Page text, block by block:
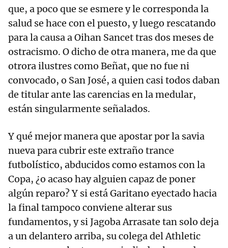
que, a poco que se esmere y le corresponda la
salud se hace con el puesto, y luego rescatando
para la causa a Oihan Sancet tras dos meses de
ostracismo. O dicho de otra manera, me da que
otrora ilustres como Beñat, que no fue ni
convocado, o San José, a quien casi todos daban
de titular ante las carencias en la medular,
están singularmente señalados.
Y qué mejor manera que apostar por la savia
nueva para cubrir este extraño trance
futbolístico, abducidos como estamos con la
Copa, ¿o acaso hay alguien capaz de poner
algún reparo? Y si está Garitano eyectado hacia
la final tampoco conviene alterar sus
fundamentos, y si Jagoba Arrasate tan solo deja
a un delantero arriba, su colega del Athletic